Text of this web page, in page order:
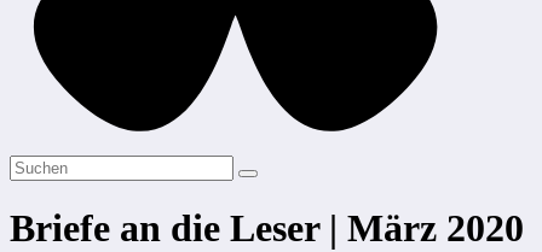
Briefe an die Leser | März 2020